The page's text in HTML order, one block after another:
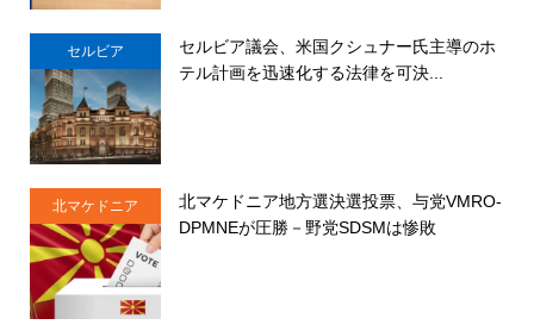
セルビア
セルビア議会、米国クシュナー氏主導のホ
テル計画を迅速化する法律を可決...
北マケドニア
北マケドニア地方選決選投票、与党VMRO-
DPMNEが圧勝－野党SDSMは惨敗